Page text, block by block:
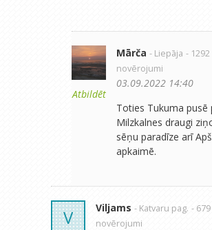
Atbildēt
Mārča - Liepāja - 1292
novērojumi
03.09.2022 14:40
Toties Tukuma pusē
Milzkalnes draugi
sēņu paradīze arī
apkaimē.
V Viljams - Katvaru pag. - 679
novērojumi